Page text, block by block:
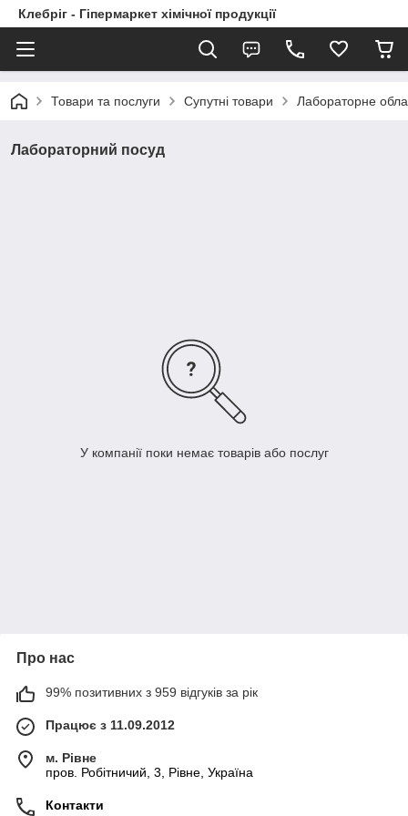
Клебріг - Гіпермаркет хімічної продукції
Товари та послуги Супутні товари Лабораторне
Лабораторний посуд
У компанії поки немає товарів або послуг
Про нас
99% позитивних з 959 відгуків за рік
Працює з 11.09.2012
м. Рівне
пров. Робітничий, 3, Рівне, Україна
Контакти